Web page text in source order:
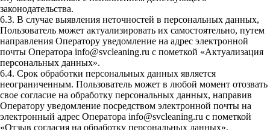
законодательства.
6.3. В случае выявления неточностей в персональных данных,
Пользователь может актуализировать их самостоятельно, путем
направления Оператору уведомление на адрес электронной
почты Оператора info@svcleaning.ru с пометкой «Актуализация
персональных данных».
6.4. Срок обработки персональных данных является
неограниченным. Пользователь может в любой момент отозвать
свое согласие на обработку персональных данных, направив
Оператору уведомление посредством электронной почты на
электронный адрес Оператора info@svcleaning.ru с пометкой
«Отзыв согласия на обработку персональных данных».